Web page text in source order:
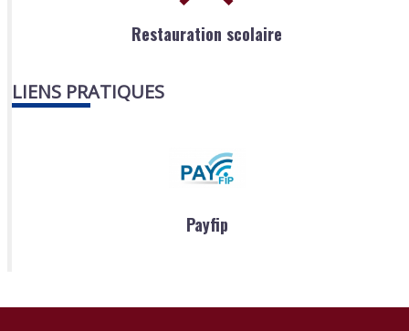
Restauration scolaire
LIENS PRATIQUES
Payfip